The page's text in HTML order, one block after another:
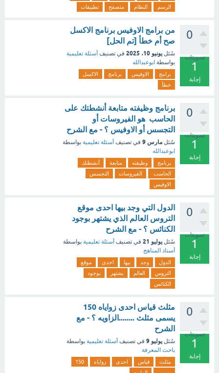
الرسم
النظام متصفح تطبيقات
0
تصويتات
1
إجابة
من برامج الاوفيس برنامج الاكسل
صح أم خطأ [تم الحل]
سُئل يونيو 10، 2025 في تصنيف أسئلة تعليمية
بواسطة ابوعبدالله
برامج الاوفيس برنامج
الاكسل
خطأ
0
تصويتات
1
إجابة
برنامج وظيفته متابعة أنشطتك على
الحاسب هو الفيروسات أو
التجسس أو الاوفيس ؟ - مع الشرح
سُئل مارس 9 في تصنيف أسئلة تعليمية بواسطة
ابوعبدالله
برنامج وظيفته متابعة
أنشطتك
الحاسب
الفيروسات
التجسس
الاوفيس
0
تصويتات
1
إجابة
الدول التي وجد بيها احدى موقع
التروس العالم الذي يشتهر بوجود
الكنائس ؟ - مع الشرح
سُئل يوليو 21 في تصنيف أسئلة تعليمية بواسطة
أستاذ المناهج
الدول وجد بيها احدى
موقع
التروس
العالم يشتهر
بوجود
الكنائس
0
تصويتات
1
إجابة
مثلث قياس احدى زواياه 150
يسمى مثلث ........الزاويه ؟ - مع
الشرح
سُئل يوليو 9 في تصنيف أسئلة تعليمية بواسطة
باحث المعرفة
مثلث قياس احدى زواياه
150